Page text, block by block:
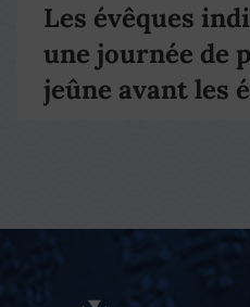
Les évêques
une journée de
jeûne avant les